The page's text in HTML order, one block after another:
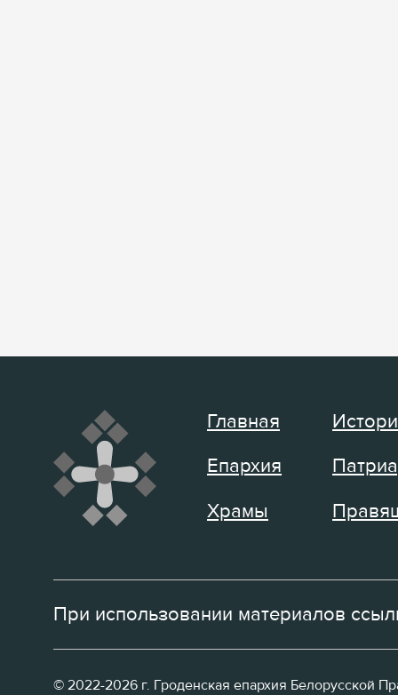
Главная
Епархия
Храмы
При использовании материалов
© 2022-2026 г. Гроденская епархия Белорусской